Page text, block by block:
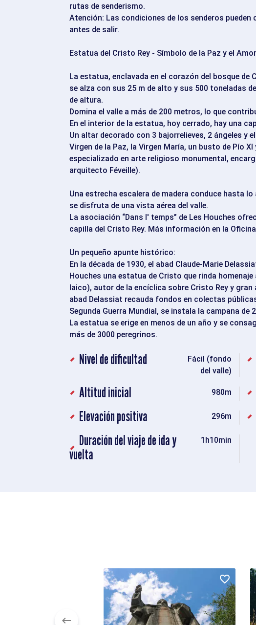
rutas de senderismo.
Atención: Las condiciones de los senderos
antes de salir.
Estatua del Cristo Rey - Símbolo de la Paz y el
La estatua, enclavada en el corazón del bosque de
se alza con sus 25 m de alto y sus 500 toneladas
de altura.
Domina el valle a más de 200 metros, lo que
En el interior de la estatua, hoy cerrado, hay una
Un altar decorado con 3 bajorrelieves, 2 ángeles y
Virgen de la Paz, la Virgen María, un busto de Pío
especializado en arte religioso monumental,
arquitecto Féveille).
Una estrecha escalera de madera conduce hasta
se disfruta de una vista aérea del valle.
La asociación “Dans l' temps” de Les Houches
capilla del Cristo Rey. Más información en la
Un pequeño apunte histórico:
En la década de 1930, el abad Claude-Marie
Houches una estatua de Cristo que rinda
laico), autor de la encíclica sobre Cristo Rey y
abad Delassiat recauda fondos en colectas
Segunda Guerra Mundial, se instala la campana de
La estatua se erige en menos de un año y se
más de 3000 peregrinos.
Nivel de dificultad
Fácil (fondo
del valle)
Altitud inicial 980m
Elevación positiva 296m
Duración del viaje de ida y
vuelta
1h10min